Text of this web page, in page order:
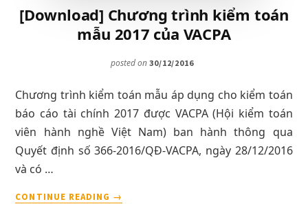
VFRS
TẠI
NAM
[Download] Chương trình kiểm toán
mẫu 2017 của VACPA
posted on 30/12/2016
Chương trình kiểm toán mẫu áp dụng cho kiểm toán
báo cáo tài chính 2017 được VACPA (Hội kiểm toán
viên hành nghề Việt Nam) ban hành thông qua
Quyết định số 366-2016/QĐ-VACPA, ngày 28/12/2016
và có …
CONTINUE READING
VỀ[DOWNLOAD]
→